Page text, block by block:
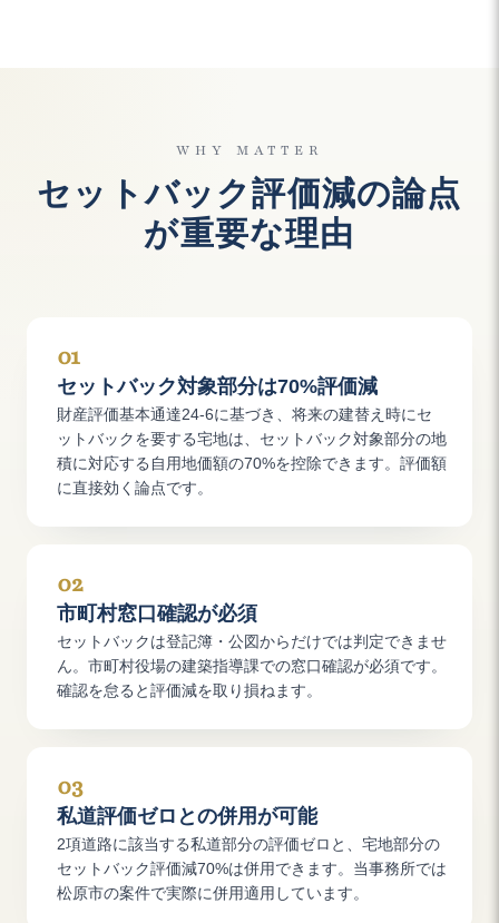
WHY MATTER
セットバック評価減の論点
が重要な理由
01
セットバック対象部分は70%評価減
財産評価基本通達24-6に基づき、将来の建替え時にセ
ットバックを要する宅地は、セットバック対象部分の地
積に対応する自用地価額の70%を控除できます。評価額
に直接効く論点です。
02
市町村窓口確認が必須
セットバックは登記簿・公図からだけでは判定できませ
ん。市町村役場の建築指導課での窓口確認が必須です。
確認を怠ると評価減を取り損ねます。
03
私道評価ゼロとの併用が可能
2項道路に該当する私道部分の評価ゼロと、宅地部分の
セットバック評価減70%は併用できます。当事務所では
松原市の案件で実際に併用適用しています。